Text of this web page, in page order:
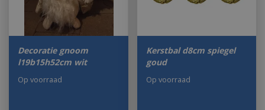
Decoratie gnoom
l19b15h52cm wit
Op voorraad
Kerstbal d8cm spiegel
goud
Op voorraad